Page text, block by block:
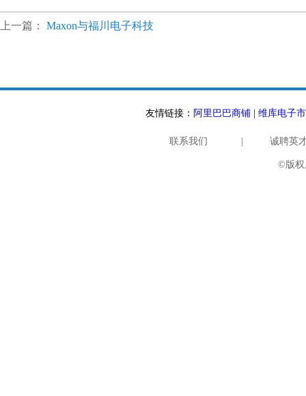
上一篇： Maxon与福川电子科技
友情链接： 阿里巴巴商铺 维库电子
联系我们 诚聘英
©版权